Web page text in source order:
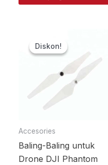
Diskon!
Diskon!
Accesories
Baling-Baling untuk
Drone DJI Phantom
aslinya
adalah:
Rp200.000.